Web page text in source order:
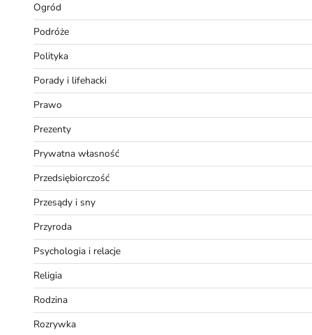
Ogród
Podróże
Polityka
Porady i lifehacki
Prawo
Prezenty
Prywatna własność
Przedsiębiorczość
Przesądy i sny
Przyroda
Psychologia i relacje
Religia
Rodzina
Rozrywka